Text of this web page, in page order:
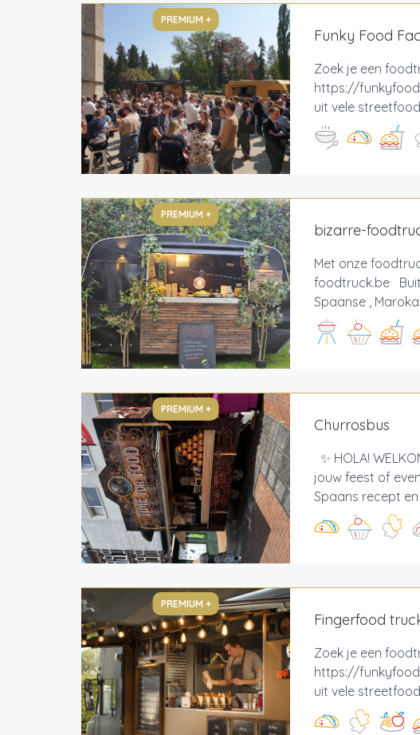
PREMIUM +
Funky Food
Zoek je een
https://
uit vele
PREMIUM +
bizarre-
Met onze
foodtruck.be
Spaanse ,
PREMIUM +
Churrosbus
✨ HOLA!
jouw feest of
Spaans recept
PREMIUM +
Fingerfood
Zoek je een
https://
uit vele